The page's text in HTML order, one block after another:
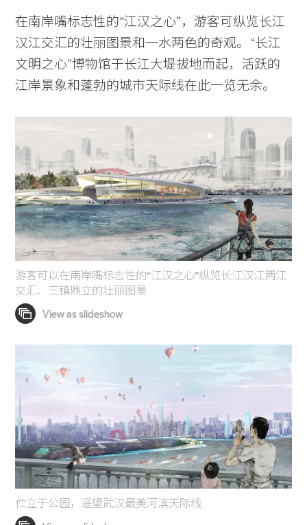
在南岸嘴标志性的“江汉之心”，游客可纵览长江
汉江交汇的壮丽图景和一水两色的奇观。 “长江
文明之心”博物馆于长江大堤拔地而起，活跃的
江岸景象和蓬勃的城市天际线在此一览无余。
游客可以在南岸嘴标志性的“江汉之心”纵览长江汉江两江
交汇、三镇鼎立的壮丽图景
伫立于公园，遥望武汉最美河滨天际线